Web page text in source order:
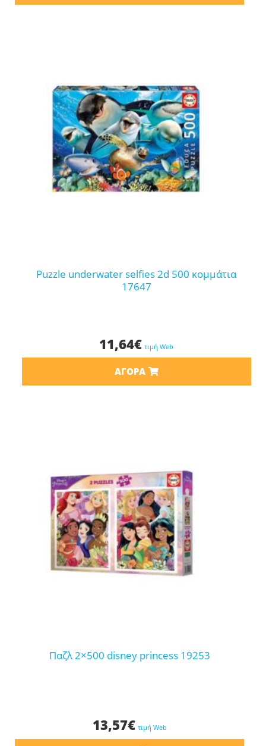
puzzle underwater selfies 2d 500 κομμάτια
17647
11,64€ τιμή Web
ΑΓΟΡΆ
παζλ 2×500 disney princess 19253
13,57€ τιμή Web